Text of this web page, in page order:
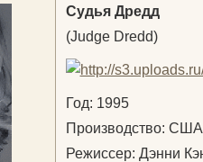
Судья Дредд
(Judge Dredd)
Год: 1995
Производство:
Режиссер: Дэнни